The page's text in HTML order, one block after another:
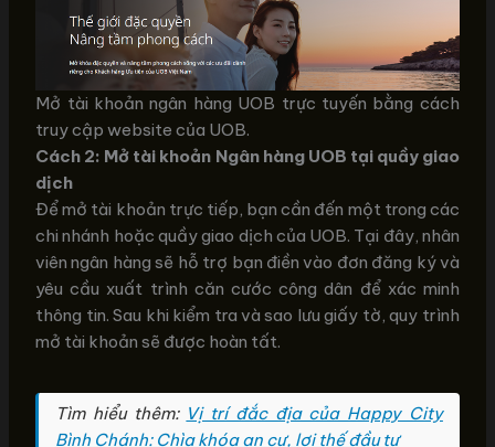
Mở tài khoản ngân hàng UOB trực tuyến bằng cách
truy cập website của UOB.
Cách 2: Mở tài khoản Ngân hàng UOB tại quầy giao
dịch
Để mở tài khoản trực tiếp, bạn cần đến một trong các
chi nhánh hoặc quầy giao dịch của UOB. Tại đây, nhân
viên ngân hàng sẽ hỗ trợ bạn điền vào đơn đăng ký và
yêu cầu xuất trình căn cước công dân để xác minh
thông tin. Sau khi kiểm tra và sao lưu giấy tờ, quy trình
mở tài khoản sẽ được hoàn tất.
Tìm hiểu thêm: Vị trí đắc địa của Happy City
Bình Chánh: Chìa khóa an cư, lợi thế đầu tư